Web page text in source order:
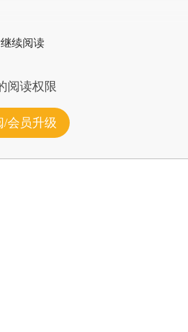
续阅读
阅读权限
/会员升级